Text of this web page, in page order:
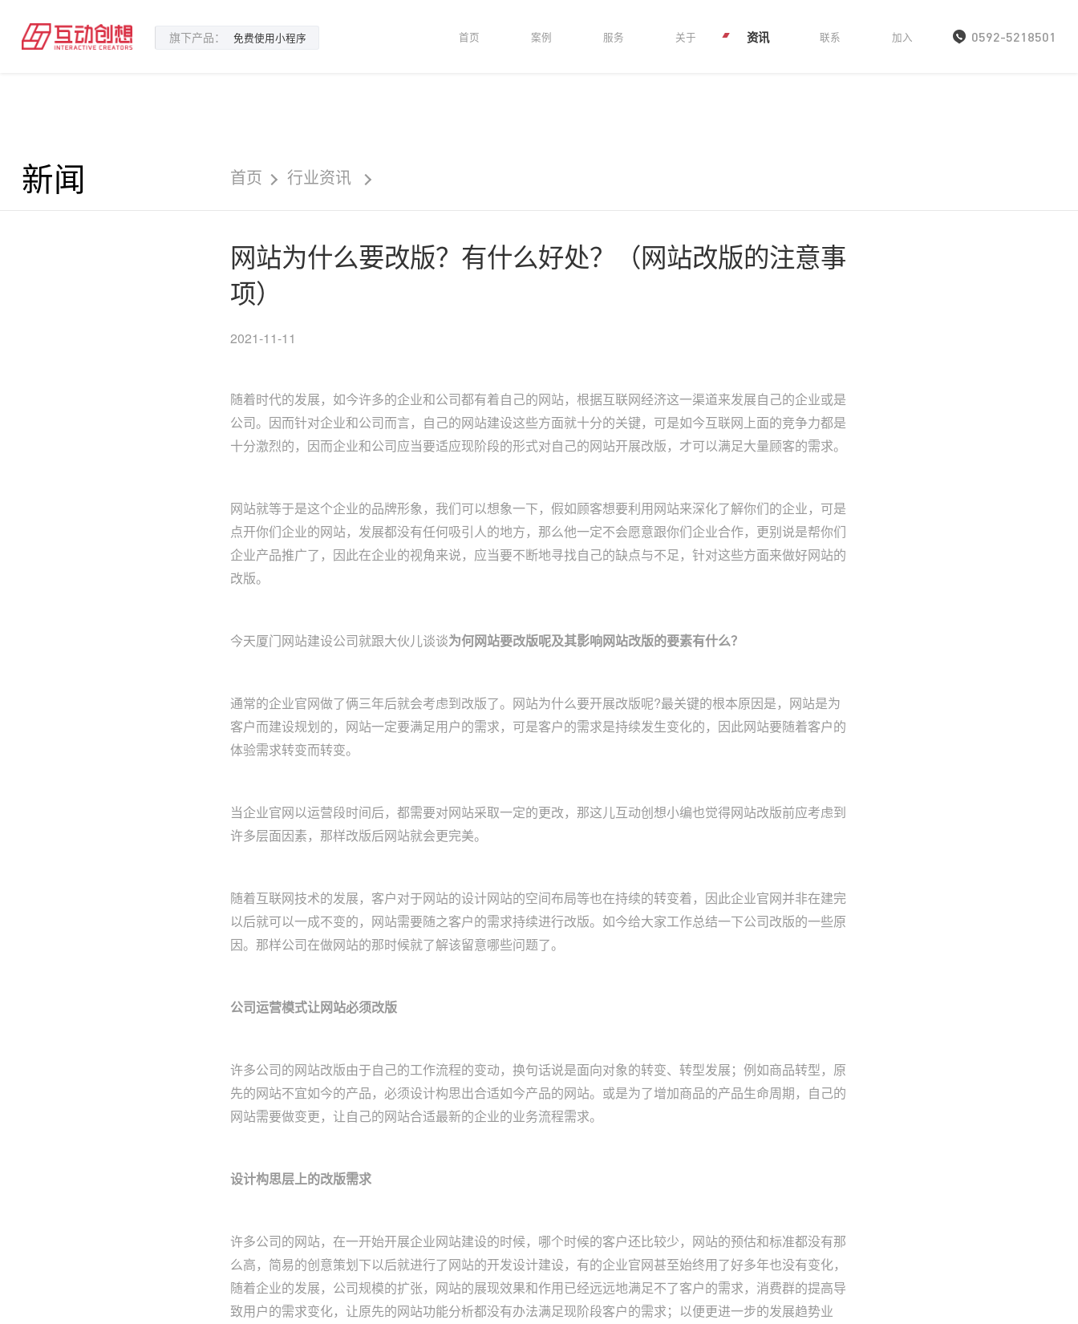
旗下产品： 免费使用小程序 首页 案例 服务 关于 资讯 联系 加入 0592-5218501
新闻 首页 行业资讯
网站为什么要改版？有什么好处？（网站改版的注意事
项）
2021-11-11
随着时代的发展，如今许多的企业和公司都有着自己的网站，根据互联网经济这一渠道来发展自己的企业或是
公司。因而针对企业和公司而言，自己的网站建设这些方面就十分的关键，可是如今互联网上面的竞争力都是
十分激烈的，因而企业和公司应当要适应现阶段的形式对自己的网站开展改版，才可以满足大量顾客的需求。
网站就等于是这个企业的品牌形象，我们可以想象一下，假如顾客想要利用网站来深化了解你们的企业，可是
点开你们企业的网站，发展都没有任何吸引人的地方，那么他一定不会愿意跟你们企业合作，更别说是帮你们
企业产品推广了，因此在企业的视角来说，应当要不断地寻找自己的缺点与不足，针对这些方面来做好网站的
改版。
今天厦门网站建设公司就跟大伙儿谈谈为何网站要改版呢及其影响网站改版的要素有什么？
通常的企业官网做了俩三年后就会考虑到改版了。网站为什么要开展改版呢?最关键的根本原因是，网站是为
客户而建设规划的，网站一定要满足用户的需求，可是客户的需求是持续发生变化的，因此网站要随着客户的
体验需求转变而转变。
当企业官网以运营段时间后，都需要对网站采取一定的更改，那这儿互动创想小编也觉得网站改版前应考虑到
许多层面因素，那样改版后网站就会更完美。
随着互联网技术的发展，客户对于网站的设计网站的空间布局等也在持续的转变着，因此企业官网并非在建完
以后就可以一成不变的，网站需要随之客户的需求持续进行改版。如今给大家工作总结一下公司改版的一些原
因。那样公司在做网站的那时候就了解该留意哪些问题了。
公司运营模式让网站必须改版
许多公司的网站改版由于自己的工作流程的变动，换句话说是面向对象的转变、转型发展；例如商品转型，原
先的网站不宜如今的产品，必须设计构思出合适如今产品的网站。或是为了增加商品的产品生命周期，自己的
网站需要做变更，让自己的网站合适最新的企业的业务流程需求。
设计构思层上的改版需求
许多公司的网站，在一开始开展企业网站建设的时候，哪个时候的客户还比较少，网站的预估和标准都没有那
么高，简易的创意策划下以后就进行了网站的开发设计建设，有的企业官网甚至始终用了好多年也没有变化，
随着企业的发展，公司规模的扩张，网站的展现效果和作用已经远远地满足不了客户的需求，消费群的提高导
致用户的需求变化，让原先的网站功能分析都没有办法满足现阶段客户的需求；以便更进一步的发展趋势业